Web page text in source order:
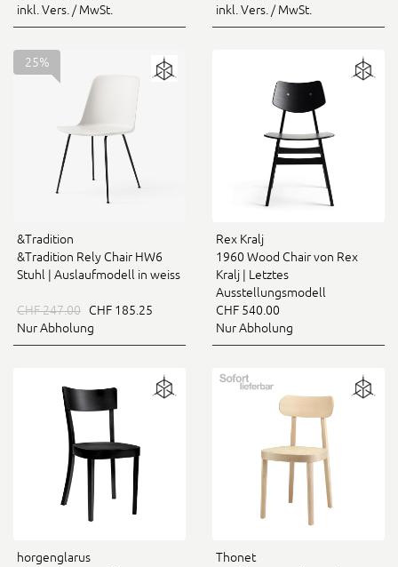
inkl. Vers. / MwSt.
inkl. Vers. / MwSt.
25%
&Tradition
&Tradition Rely Chair HW6
Stuhl | Auslaufmodell in weiss
CHF 247.00 CHF 185.25
Nur Abholung
Rex Kralj
1960 Wood Chair von Rex
Kralj | Letztes
Ausstellungsmodell
CHF 540.00
Nur Abholung
horgenglarus
Thonet